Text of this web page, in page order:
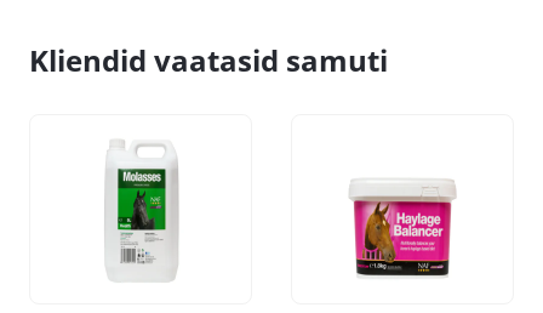
Kliendid vaatasid samuti